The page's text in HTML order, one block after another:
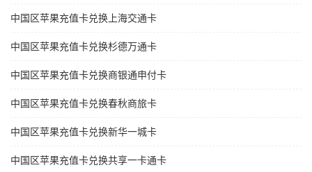
中国区苹果充值卡兑换上海交通卡
中国区苹果充值卡兑换杉德万通卡
中国区苹果充值卡兑换商银通申付卡
中国区苹果充值卡兑换春秋商旅卡
中国区苹果充值卡兑换新华一城卡
中国区苹果充值卡兑换共享一卡通卡